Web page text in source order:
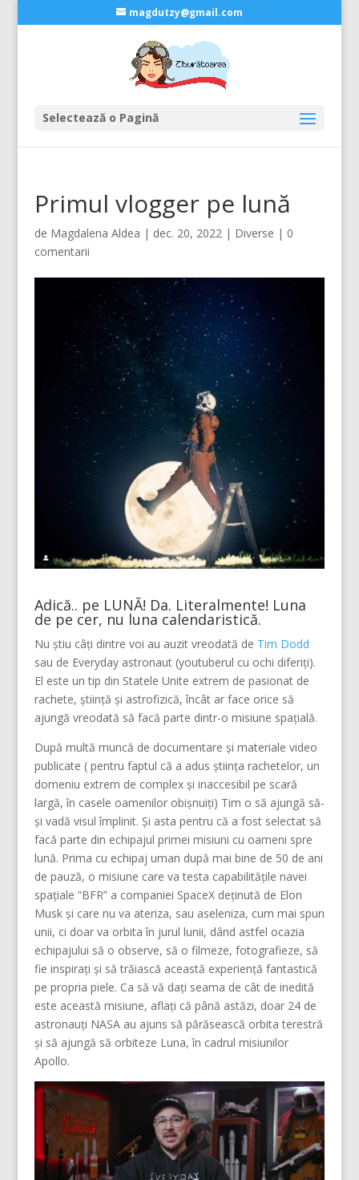
magdutzy@gmail.com
Selectează o Pagină
Primul vlogger pe lună
de Magdalena Aldea | dec. 20, 2022| Diverse | 0
comentarii
Adică.. pe LUNĂ! Da. Literalmente! Luna
de pe cer, nu luna calendaristică.
Nu știu câți dintre voi au auzit vreodată de Tim Dodd
sau de Everyday astronaut (youtuberul cu ochi diferiți).
El este un tip din Statele Unite extrem de pasionat de
rachete, știință și astrofizică, încât ar face orice să
ajungă vreodată să facă parte dintr-o misiune spațială.
După multă muncă de documentare și materiale video
publicate ( pentru faptul că a adus știința rachetelor, un
domeniu extrem de complex și inaccesibil pe scară
largă, în casele oamenilor obișnuiți) Tim o să ajungă să-
și vadă visul împlinit. Și asta pentru că a fost selectat să
facă parte din echipajul primei misiuni cu oameni spre
lună. Prima cu echipaj uman după mai bine de 50 de ani
de pauză, o misiune care va testa capabilitățile navei
spațiale ”BFR” a companiei SpaceX deținută de Elon
Musk și care nu va ateriza, sau aseleniza, cum mai spun
unii, ci doar va orbita în jurul lunii, dând astfel ocazia
echipajului să o observe, să o filmeze, fotografieze, să
fie inspirați și să trăiască această experiență fantastică
pe propria piele. Ca să vă dați seama de cât de inedită
este această misiune, aflați că până astăzi, doar 24 de
astronauți NASA au ajuns să părăsească orbita terestră
și să ajungă să orbiteze Luna, în cadrul misiunilor
Apollo.